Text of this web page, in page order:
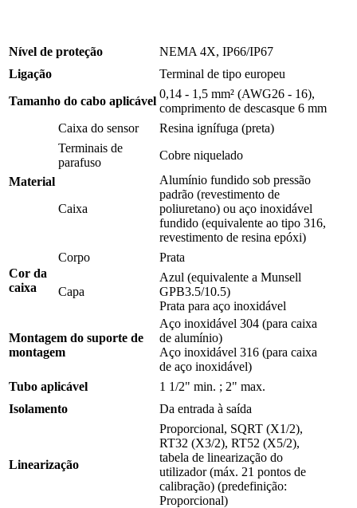
Nível de proteção
NEMA 4X, IP66/IP67
Ligação
Terminal de tipo europeu
Tamanho do cabo aplicável
0,14 - 1,5 mm² (AWG26 - 16),
comprimento de descasque 6 mm
Material
Caixa do sensor
Resina ignífuga (preta)
Terminais de
parafuso
Cobre niquelado
Caixa
Alumínio fundido sob pressão
padrão (revestimento de
poliuretano) ou aço inoxidável
fundido (equivalente ao tipo 316,
revestimento de resina epóxi)
Cor da
caixa
Corpo Prata
Capa
Azul (equivalente a Munsell
GPB3.5/10.5)
Prata para aço inoxidável
Montagem do suporte de
montagem
Aço inoxidável 304 (para caixa
de alumínio)
Aço inoxidável 316 (para caixa
de aço inoxidável)
Tubo aplicável
1 1/2" min. ; 2" max.
Isolamento
Da entrada à saída
Linearização
Proporcional, SQRT (X1/2),
RT32 (X3/2), RT52 (X5/2),
tabela de linearização do
utilizador (máx. 21 pontos de
calibração) (predefinição:
Proporcional)